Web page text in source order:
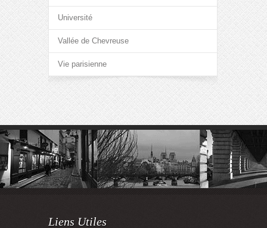
Université
Vallée de Chevreuse
Vie parisienne
Liens Utiles